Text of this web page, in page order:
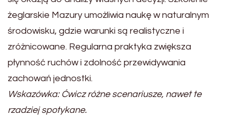
żeglarskie Mazury umożliwia naukę w naturalnym
środowisku, gdzie warunki są realistyczne i
zróżnicowane. Regularna praktyka zwiększa
płynność ruchów i zdolność przewidywania
zachowań jednostki.
Wskazówka: Ćwicz różne scenariusze, nawet te
rzadziej spotykane.